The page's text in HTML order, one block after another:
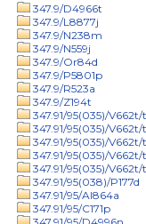
347.9/D4966t
347.9/L8877j
347.9/N238m
347.9/N559j
347.9/Or84d
347.9/P5801p
347.9/R523a
347.9/Z194t
347.91/95(035)/V662t/
347.91/95(035)/V662t/
347.91/95(035)/V662t/
347.91/95(035)/
347.91/95(035)/V662t/
347.91/95(038)/P177d
347.91/95/Al864a
347.91/95/C171p